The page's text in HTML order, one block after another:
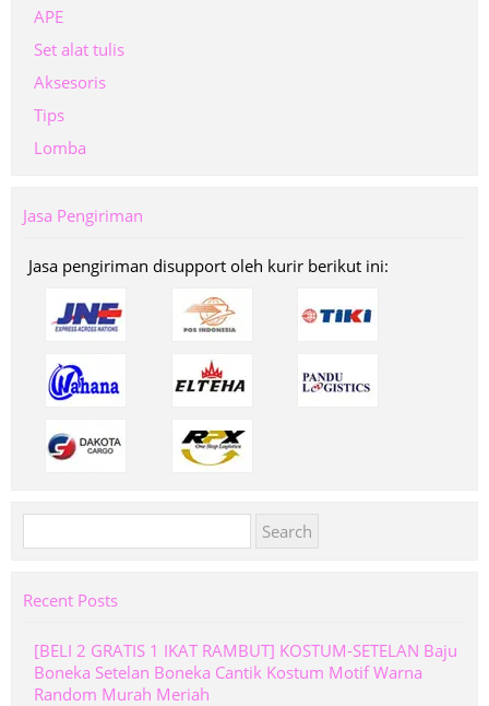
APE
Set alat tulis
Aksesoris
Tips
Lomba
Jasa Pengiriman
Jasa pengiriman disupport oleh kurir berikut ini:
for:
Recent Posts
[BELI 2 GRATIS 1 IKAT RAMBUT] KOSTUM-SETELAN Baju
Boneka Setelan Boneka Cantik Kostum Motif Warna
Random Murah Meriah